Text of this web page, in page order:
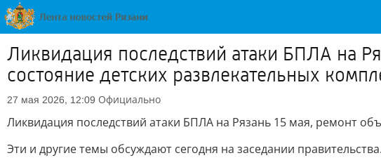
Ликвидация последствий атаки БПЛА на
состояние детских развлекательных
27 мая 2026, 12:09 Официально
Ликвидация последствий атаки БПЛА на Рязань 15 мая, ремонт
Эти и другие темы обсуждают сегодня на заседании